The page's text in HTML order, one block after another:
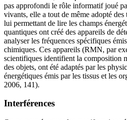
pas approfondi le rôle informatif joué
vivants, elle a tout de même adopté
lui permettant de lire les champs
quantiques ont créé des appareils de
analyser les fréquences spécifiques
chimiques. Ces appareils (RMN, par
scientifiques identifient la composition
des objets, ont été adaptés par les
énergétiques émis par les tissus et les
2006, 141).
Interférences